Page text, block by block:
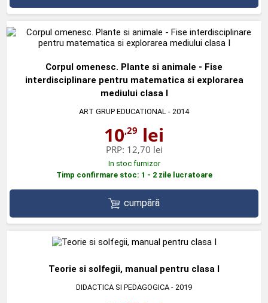
Corpul omenesc. Plante si animale - Fise
interdisciplinare pentru matematica si explorarea
mediului clasa I
ART GRUP EDUCATIONAL - 2014
10,29 lei
PRP: 12,70 lei
In stoc furnizor
Timp confirmare stoc: 1 - 2 zile lucratoare
cumpără
Teorie si solfegii, manual pentru clasa I
DIDACTICA SI PEDAGOGICA - 2019